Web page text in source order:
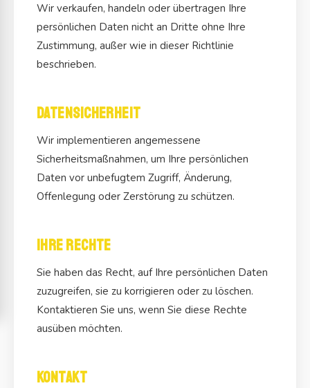
Wir verkaufen, handeln oder übertragen Ihre
persönlichen Daten nicht an Dritte ohne Ihre
Zustimmung, außer wie in dieser Richtlinie
beschrieben.
Datensicherheit
Wir implementieren angemessene
Sicherheitsmaßnahmen, um Ihre persönlichen
Daten vor unbefugtem Zugriff, Änderung,
Offenlegung oder Zerstörung zu schützen.
Ihre Rechte
Sie haben das Recht, auf Ihre persönlichen Daten
zuzugreifen, sie zu korrigieren oder zu löschen.
Kontaktieren Sie uns, wenn Sie diese Rechte
ausüben möchten.
Kontakt